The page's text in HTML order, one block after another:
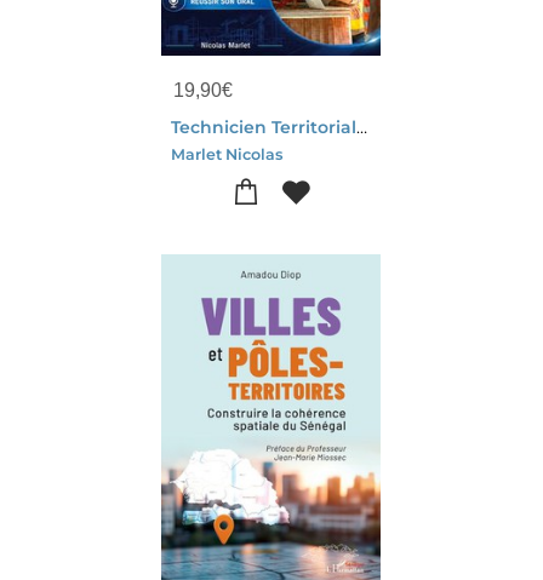
19,90€
Technicien Territorial 600 Questions Reponses - Programme Complet Conseils Pour L Oral
Marlet Nicolas